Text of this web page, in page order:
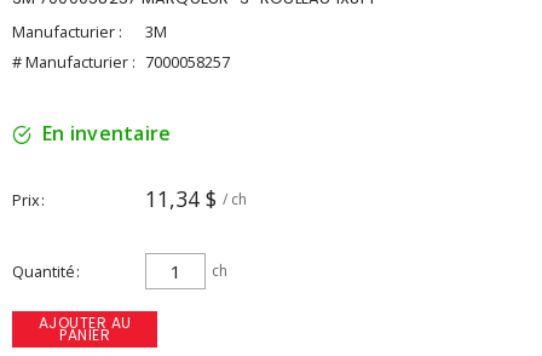
Manufacturier :
3M
# Manufacturier : 7000058257
En inventaire
Prix 11,34 $ / ch
Quantité ch
AJOUTER AU
PANIER